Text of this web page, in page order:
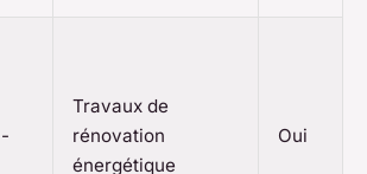
-
Travaux de
rénovation
énergétique
Oui